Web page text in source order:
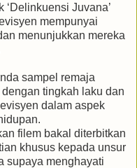
Juvana’
mempunyai
menunjukkan mereka
sampel remaja
tingkah laku dan
dalam aspek
filem bakal diterbitkan
khusus kepada unsur
supaya menghayati